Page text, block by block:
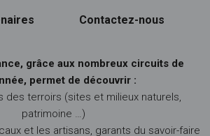
Contactez-nous
grâce aux nombreux circuits de
permet de découvrir :
des terroirs (sites et milieux naturels,
patrimoine …)
et les artisans, garants du savoir-faire